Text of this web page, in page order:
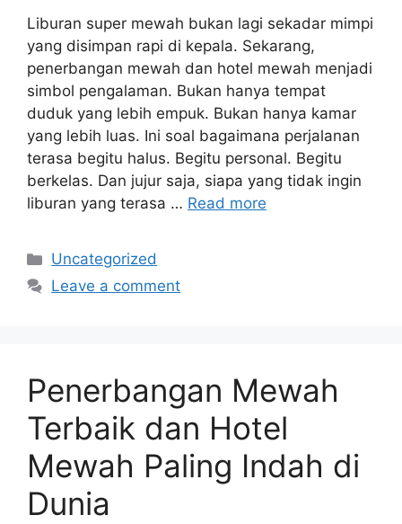
Liburan super mewah bukan lagi sekadar mimpi
yang disimpan rapi di kepala. Sekarang,
penerbangan mewah dan hotel mewah menjadi
simbol pengalaman. Bukan hanya tempat
duduk yang lebih empuk. Bukan hanya kamar
yang lebih luas. Ini soal bagaimana perjalanan
terasa begitu halus. Begitu personal. Begitu
berkelas. Dan jujur saja, siapa yang tidak ingin
liburan yang terasa … Read more
Categories
Uncategorized
Leave a comment
Penerbangan Mewah
Terbaik dan Hotel
Mewah Paling Indah di
Dunia